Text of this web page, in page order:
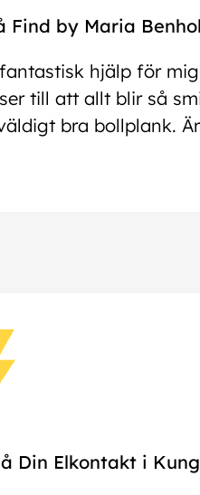
Find by Maria
hjälp för
till att allt blir så
bra bollplank.
Din Elkontakt i